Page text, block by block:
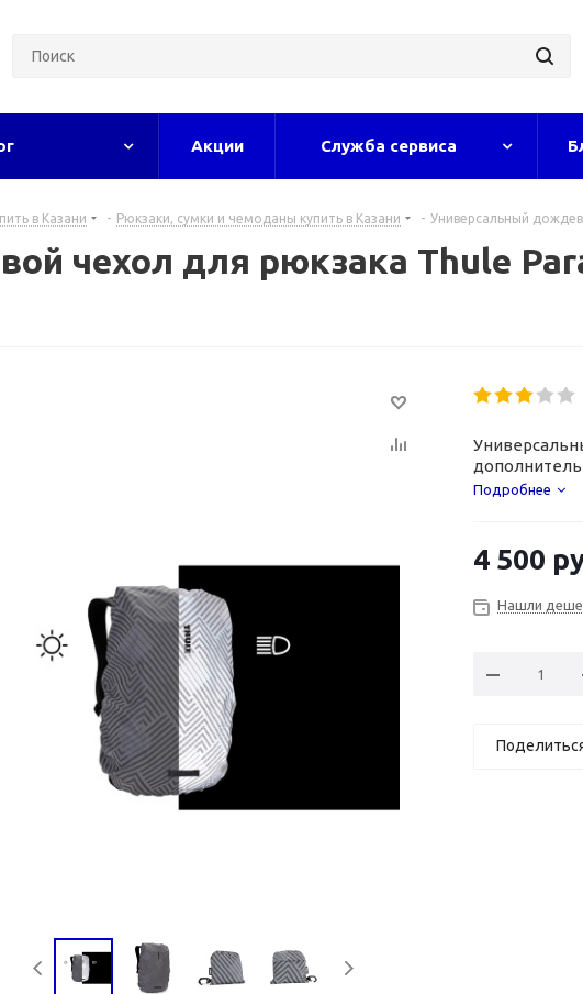
Акции Служба сервиса
в Казани - Рюкзаки, сумки и чемоданы купить в Казани - Универсальный
чехол для рюкзака Thule
заметность в
Подробнее
4 500
Нашли